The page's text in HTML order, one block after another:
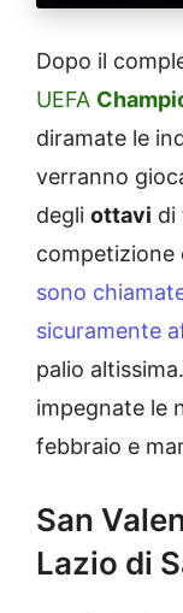
Dopo il
UEFA
diramate le
verranno
degli ottavi di
competizione
sono
sicuramente
palio
impegnate le
febbraio e
San
Lazio di